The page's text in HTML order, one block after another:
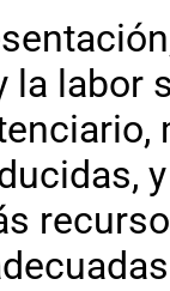
la labor